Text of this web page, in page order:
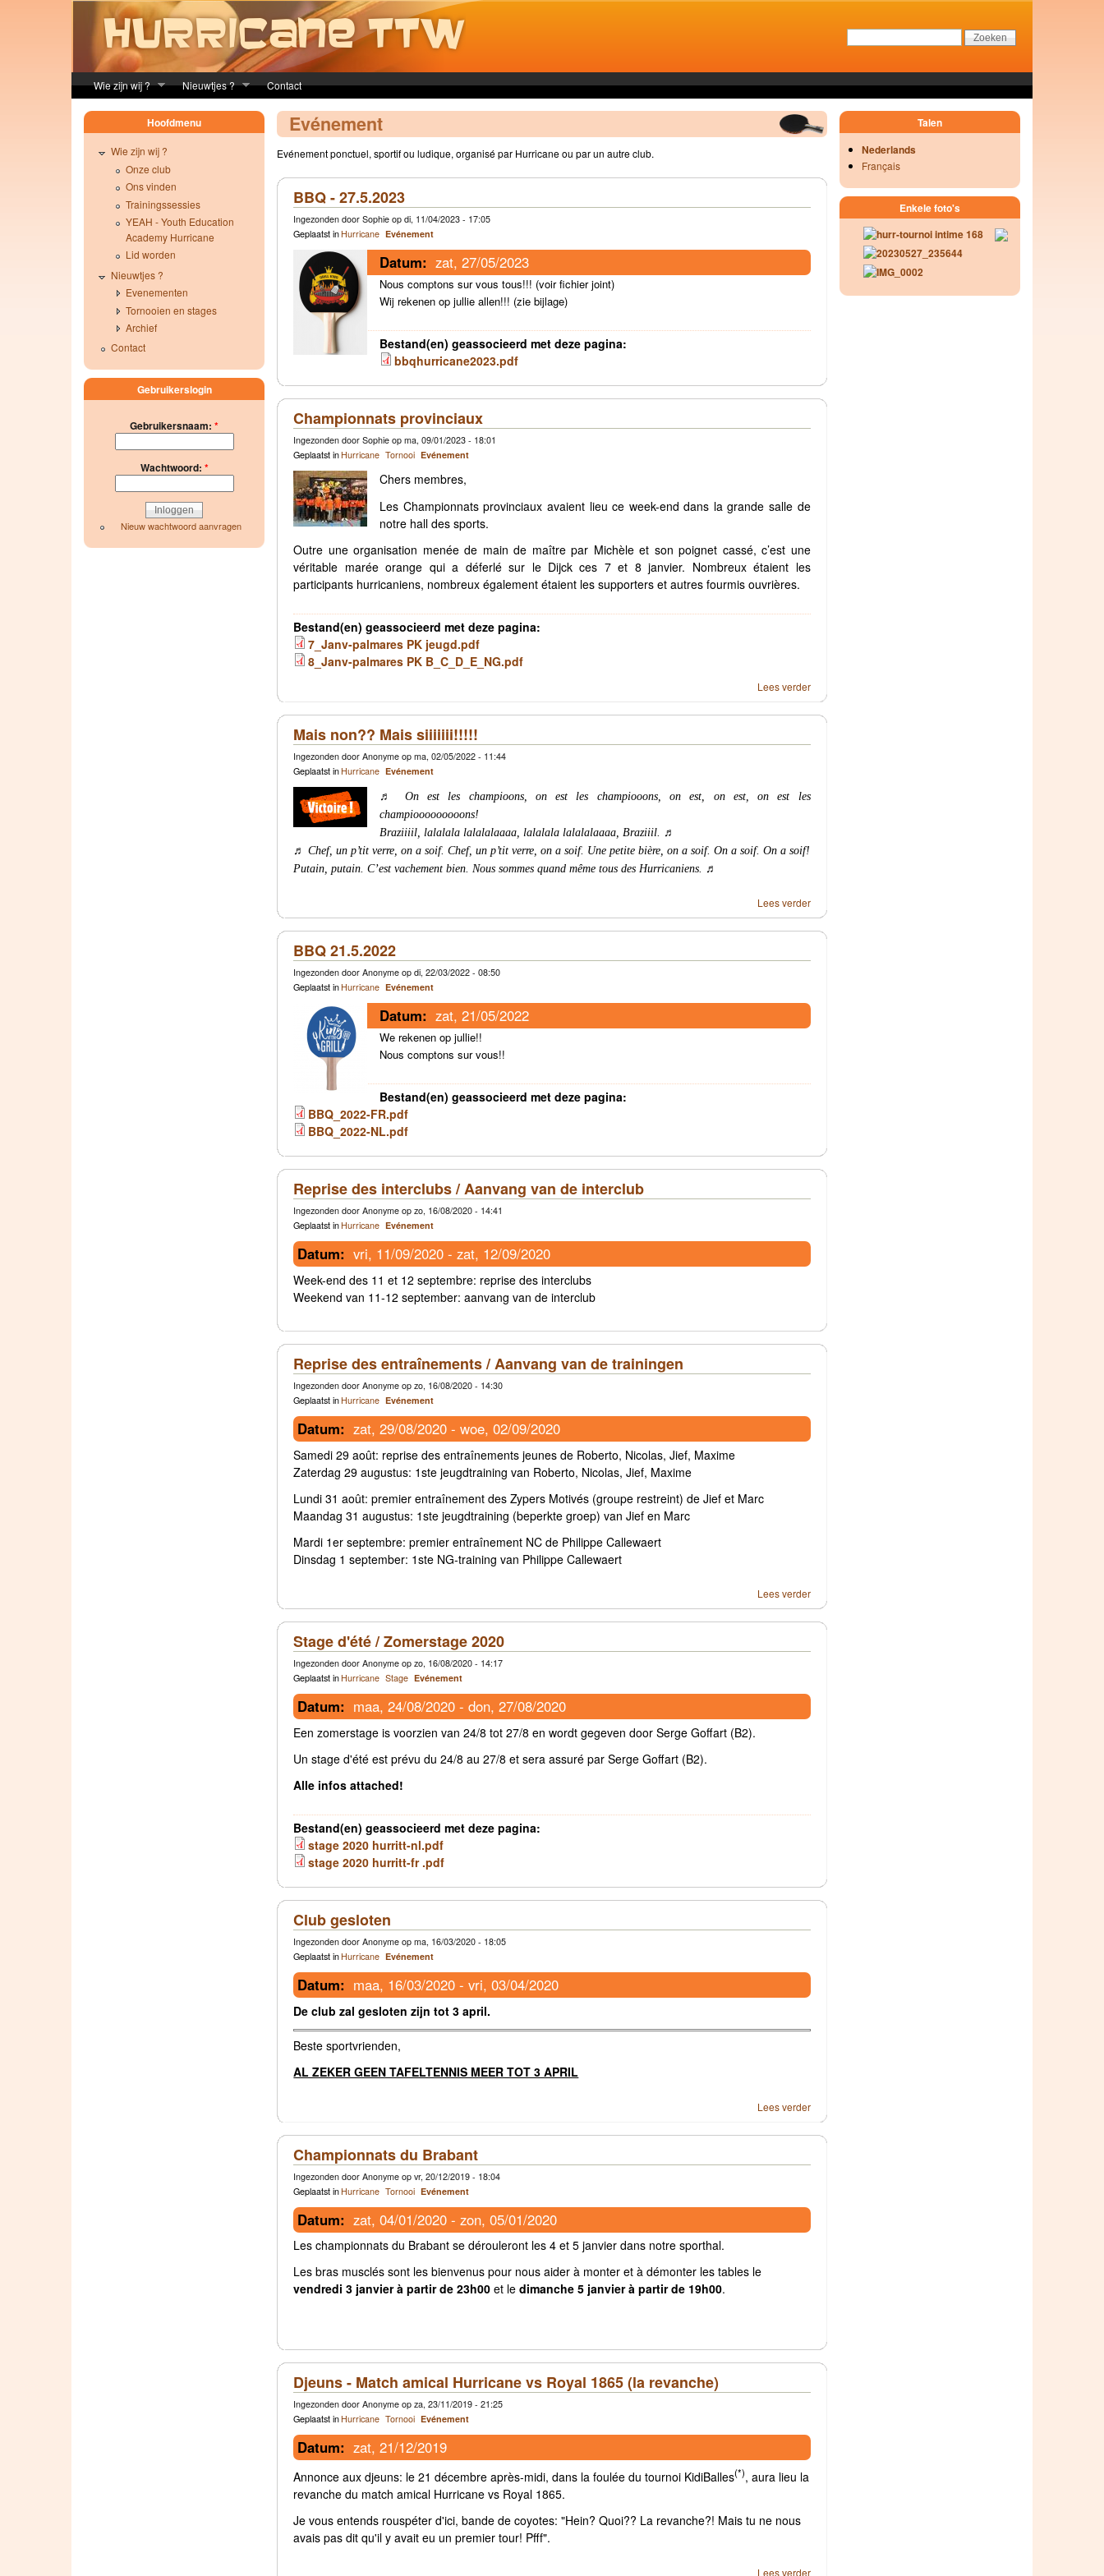
Wie zijn wij ? Nieuwtjes ? Contact
Evénement
Evénement ponctuel, sportif ou ludique, organisé par Hurricane ou par un autre club.
BBQ - 27.5.2023
Ingezonden door Sophie op di, 11/04/2023 - 17:05
Geplaatst inHurricane Evénement
Datum: zat, 27/05/2023
Nous comptons sur vous tous!!! (voir fichier joint)
Wij rekenen op jullie allen!!! (zie bijlage)
Bestand(en) geassocieerd met deze pagina:
bbqhurricane2023.pdf
Championnats provinciaux
Ingezonden door Sophie op ma, 09/01/2023 - 18:01
Geplaatst inHurricane Tornooi Evénement
Chers membres,
Les Championnats provinciaux avaient lieu ce week-end dans la grande salle de
notre hall des sports.
Outre une organisation menée de main de maître par Michèle et son poignet cassé, c’est une
véritable marée orange qui a déferlé sur le Dijck ces 7 et 8 janvier. Nombreux étaient les
participants hurricaniens, nombreux également étaient les supporters et autres fourmis ouvrières.
Bestand(en) geassocieerd met deze pagina:
7_Janv-palmares PK jeugd.pdf
8_Janv-palmares PK B_C_D_E_NG.pdf
Lees verder
Mais non?? Mais siiiiiii!!!!!
Ingezonden door Anonyme op ma, 02/05/2022 - 11:44
Geplaatst inHurricane Evénement
♬ On est les champioons, on est les champiooons, on est, on est, on est les
champiooooooooons!
Braziiiil, lalalala lalalalaaaa, lalalala lalalalaaaa, Braziiil. ♬
♬ Chef, un p’tit verre, on a soif. Chef, un p’tit verre, on a soif. Une petite bière, on a soif. On a soif. On a soif!
Putain, putain. C’est vachement bien. Nous sommes quand même tous des Hurricaniens. ♬
Lees verder
BBQ 21.5.2022
Ingezonden door Anonyme op di, 22/03/2022 - 08:50
Geplaatst inHurricane Evénement
Datum: zat, 21/05/2022
We rekenen op jullie!!
Nous comptons sur vous!!
Bestand(en) geassocieerd met deze pagina:
BBQ_2022-FR.pdf
BBQ_2022-NL.pdf
Reprise des interclubs / Aanvang van de interclub
Ingezonden door Anonyme op zo, 16/08/2020 - 14:41
Geplaatst inHurricane Evénement
Datum: vri, 11/09/2020 -zat, 12/09/2020
Week-end des 11 et 12 septembre: reprise des interclubs
Weekend van 11-12 september: aanvang van de interclub
Reprise des entraînements / Aanvang van de trainingen
Ingezonden door Anonyme op zo, 16/08/2020 - 14:30
Geplaatst inHurricane Evénement
Datum: zat, 29/08/2020 -woe, 02/09/2020
Samedi 29 août: reprise des entraînements jeunes de Roberto, Nicolas, Jief, Maxime
Zaterdag 29 augustus: 1ste jeugdtraining van Roberto, Nicolas, Jief, Maxime
Lundi 31 août: premier entraînement des Zypers Motivés (groupe restreint) de Jief et Marc
Maandag 31 augustus: 1ste jeugdtraining (beperkte groep) van Jief en Marc
Mardi 1er septembre: premier entraînement NC de Philippe Callewaert
Dinsdag 1 september: 1ste NG-training van Philippe Callewaert
Lees verder
Stage d'été / Zomerstage 2020
Ingezonden door Anonyme op zo, 16/08/2020 - 14:17
Geplaatst inHurricane Stage Evénement
Datum: maa, 24/08/2020 -don, 27/08/2020
Een zomerstage is voorzien van 24/8 tot 27/8 en wordt gegeven door Serge Goffart (B2).
Un stage d'été est prévu du 24/8 au 27/8 et sera assuré par Serge Goffart (B2).
Alle infos attached!
Bestand(en) geassocieerd met deze pagina:
stage 2020 hurritt-nl.pdf
stage 2020 hurritt-fr .pdf
Club gesloten
Ingezonden door Anonyme op ma, 16/03/2020 - 18:05
Geplaatst inHurricane Evénement
Datum: maa, 16/03/2020 -vri, 03/04/2020
De club zal gesloten zijn tot 3 april.
Beste sportvrienden,
AL ZEKER GEEN TAFELTENNIS MEER TOT 3 APRIL
Lees verder
Championnats du Brabant
Ingezonden door Anonyme op vr, 20/12/2019 - 18:04
Geplaatst inHurricane Tornooi Evénement
Datum: zat, 04/01/2020 -zon, 05/01/2020
Les championnats du Brabant se dérouleront les 4 et 5 janvier dans notre sporthal.
Les bras musclés sont les bienvenus pour nous aider à monter et à démonter les tables le
vendredi 3 janvier à partir de 23h00 et ledimanche 5 janvier à partir de 19h00.
Djeuns - Match amical Hurricane vs Royal 1865 (la revanche)
Ingezonden door Anonyme op za, 23/11/2019 - 21:25
Geplaatst inHurricane Tornooi Evénement
Datum: zat, 21/12/2019
Annonce aux djeuns: le 21 décembre après-midi, dans la foulée du tournoi KidiBalles(*), aura lieu la
revanche du match amical Hurricane vs Royal 1865.
Je vous entends rouspéter d'ici, bande de coyotes: "Hein? Quoi?? La revanche?! Mais tu ne nous
avais pas dit qu'il y avait eu un premier tour! Pfff".
Lees verder
Hoofdmenu
Wie zijn wij ?
Onze club
Ons vinden
Trainingssessies
YEAH - Youth Education
Academy Hurricane
Lid worden
Nieuwtjes ?
Evenementen
Tornooien en stages
Archief
Contact
Gebruikerslogin
Gebruikersnaam:*
Wachtwoord: *
Nieuw wachtwoord aanvragen
Talen
Nederlands
Français
Enkele foto's